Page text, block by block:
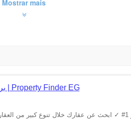
Mostrar mais
بروبرتي فايندر مصر : إشتري ، وأجر عقارات في مصر | Property Finder EG
الموقع العقاري الرائد في مصر 1# ✓ ابحث عن عقارك خلال